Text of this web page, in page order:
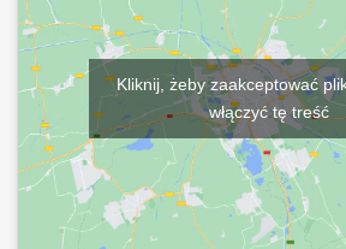
Kliknij, żeby zaakceptować
włączyć tę treść